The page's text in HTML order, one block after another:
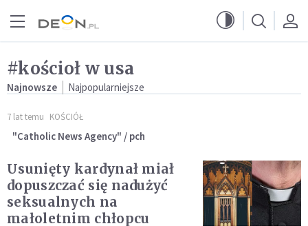
#kościoł w usa
Najnowsze Najpopularniejsze
7 lat temu KOŚCIÓŁ
"Catholic News Agency" / pch
Usunięty kardynał miał
dopuszczać się nadużyć
seksualnych na
małoletnim chłopcu